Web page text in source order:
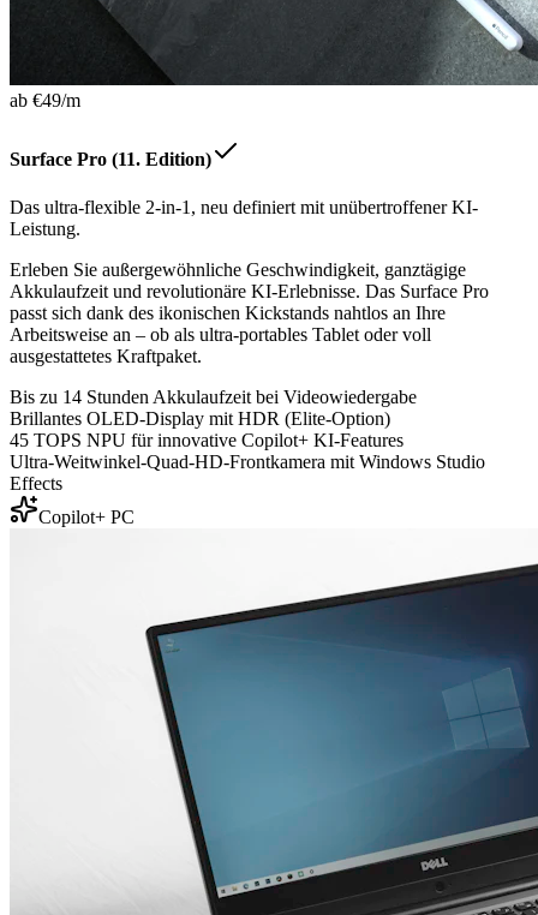
ab €49/m
Surface Pro (11. Edition)
Das ultra-flexible 2-in-1, neu definiert mit unübertroffener KI-
Leistung.
Erleben Sie außergewöhnliche Geschwindigkeit, ganztägige
Akkulaufzeit und revolutionäre KI-Erlebnisse. Das Surface Pro
passt sich dank des ikonischen Kickstands nahtlos an Ihre
Arbeitsweise an – ob als ultra-portables Tablet oder voll
ausgestattetes Kraftpaket.
Bis zu 14 Stunden Akkulaufzeit bei Videowiedergabe
Brillantes OLED-Display mit HDR (Elite-Option)
45 TOPS NPU für innovative Copilot+ KI-Features
Ultra-Weitwinkel-Quad-HD-Frontkamera mit Windows Studio
Effects
Copilot+ PC